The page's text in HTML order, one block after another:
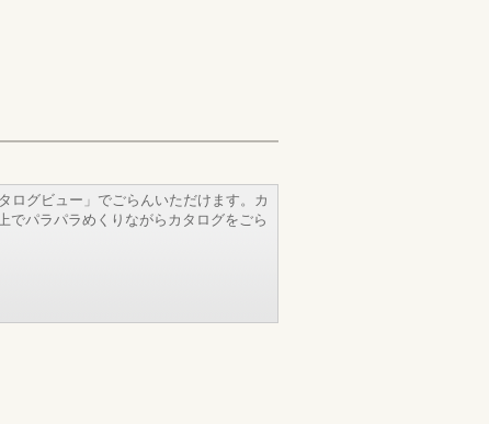
ログビュー」でごらんいただけます。カ
でパラパラめくりながらカタログをごら